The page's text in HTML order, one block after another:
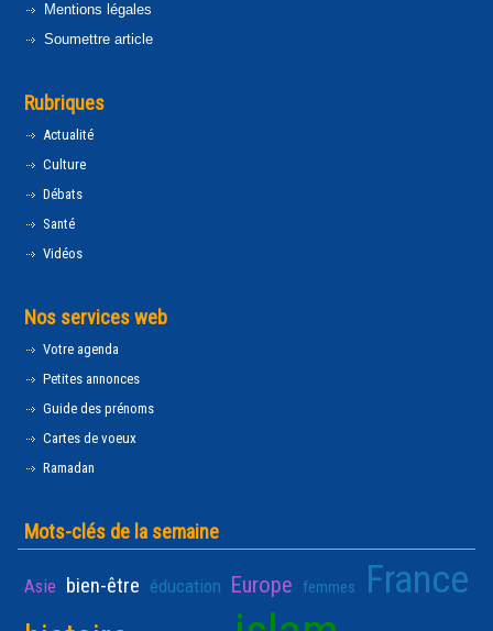
Mentions légales
Soumettre article
Rubriques
Actualité
Culture
Débats
Santé
Vidéos
Nos services web
Votre agenda
Petites annonces
Guide des prénoms
Cartes de voeux
Ramadan
Mots-clés de la semaine
Asie bien-être éducation Europe femmes France